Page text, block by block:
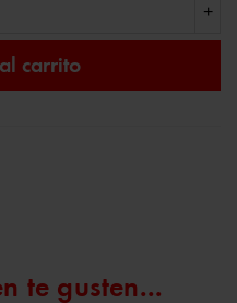
+
carrito
te gusten...